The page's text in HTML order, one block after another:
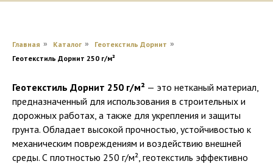
Главная » Каталог » Геотекстиль Дорнит »
Геотекстиль Дорнит 250 г/м²
Геотекстиль Дорнит 250 г/м² — это нетканый материал,
предназначенный для использования в строительных и
дорожных работах, а также для укрепления и защиты
грунта. Обладает высокой прочностью, устойчивостью к
механическим повреждениям и воздействию внешней
среды. С плотностью 250 г/м², геотекстиль эффективно